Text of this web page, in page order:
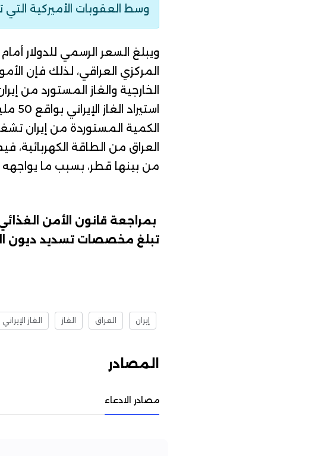
وسط العقوبات الأميركية التي
ويبلغ السعر الرسمي للدولار أمام
المركزي العراقي، لذلك فإن
الخارجية والغاز المستورد من إيران تبلغ 2.73 مليار دولار فقط، وليس 5
العراق من الطاقة الكهربائية،
من بينها قطر، بسبب ما
بمراجعة قانون الأمن
تبلغ مخصصات تسديد ديون الطاقة لإيران 2.7 مليار
إيران العراق الغاز الغاز الإيراني
المصادر
مصادر الادعاء